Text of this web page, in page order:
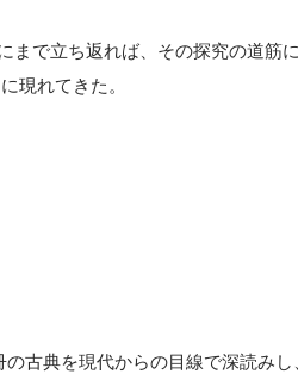
まで立ち返れば、その探究の道筋
現れてきた。
古典を現代からの目線で深読みし